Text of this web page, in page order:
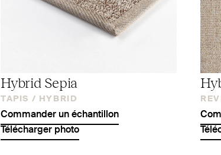
Hybrid Sepia
TAPIS / HYBRID
Commander un échantillon
Télécharger photo